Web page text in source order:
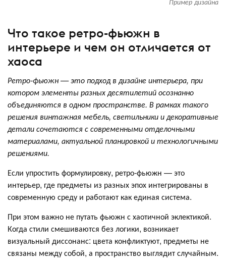
Что такое ретро-фьюжн в
интерьере и чем он отличается от
хаоса
Ретро-фьюжн — это подход в дизайне интерьера, при
котором элементы разных десятилетий осознанно
объединяются в одном пространстве. В рамках такого
решения винтажная мебель, светильники и декоративные
детали сочетаются с современными отделочными
материалами, актуальной планировкой и технологичными
решениями.
Если упростить формулировку, ретро-фьюжн — это
интерьер, где предметы из разных эпох интегрированы в
современную среду и работают как единая система.
При этом важно не путать фьюжн с хаотичной эклектикой.
Когда стили смешиваются без логики, возникает
визуальный диссонанс: цвета конфликтуют, предметы не
связаны между собой, а пространство выглядит случайным.